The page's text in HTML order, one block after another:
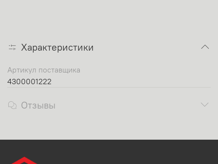
Характеристики
Артикул поставщика
4300001222
Отзывы